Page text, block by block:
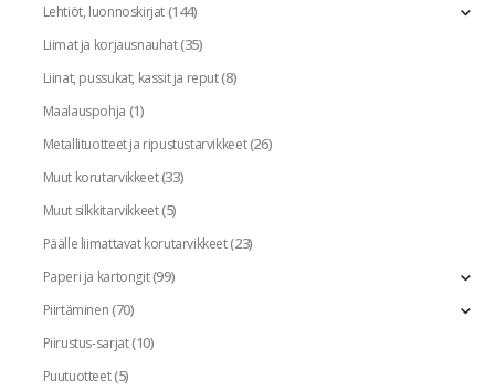
Lehtiöt, luonnoskirjat(144)
Liimat ja korjausnauhat(35)
Liinat, pussukat, kassit ja reput(8)
Maalauspohja (1)
Metallituotteet ja ripustustarvikkeet(26)
Muut korutarvikkeet(33)
Muut silkkitarvikkeet(5)
Päälle liimattavat korutarvikkeet(23)
Paperi ja kartongit(99)
Piirtäminen(70)
Piirustus-sarjat(10)
Puutuotteet(5)